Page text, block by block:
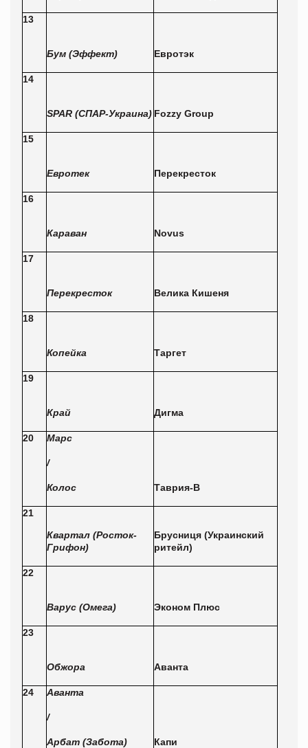
13
Бум (Эффект) Евротэк
14
SPAR (СПАР-Украина) Fozzy Group
15
Евротек Перекресток
16
Караван Novus
17
Перекресток Велика Кишеня
18
Копейка Таргет
19
Край Дигма
20 Марс
/
Колос Таврия-В
21
Квартал (Росток-
Грифон)
Брусниця (Украинский
ритейл)
22
Варус (Омега) Эконом Плюс
23
Обжора Аванта
24 Аванта
/
Арбат (Забота) Капи